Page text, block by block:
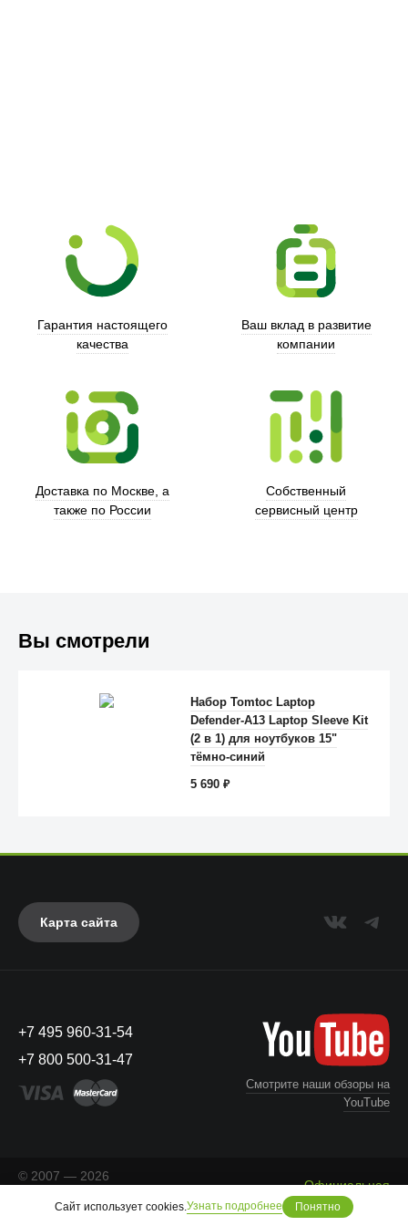
Гарантия настоящего
качества
Ваш вклад в развитие
компании
Доставка по Москве, а
также по России
Собственный
сервисный центр
Вы смотрели
Набор Tomtoc Laptop
Defender-A13 Laptop Sleeve Kit
(2 в 1) для ноутбуков 15"
тёмно-синий
5 690₽
Карта сайта
+7 495 960-31-54
+7 800 500-31-47
Смотрите наши обзоры на
YouTube
© 2007 — 2026
защищены.
Официальная
информация
Сайт использует cookies. Узнать подробнее Понятно